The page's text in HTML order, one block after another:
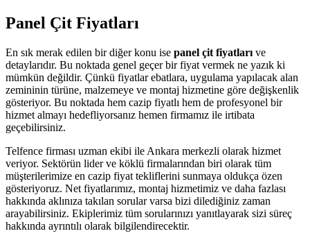
Panel Çit Fiyatları
En sık merak edilen bir diğer konu ise panel çit fiyatları ve
detaylarıdır. Bu noktada genel geçer bir fiyat vermek ne yazık ki
mümkün değildir. Çünkü fiyatlar ebatlara, uygulama yapılacak alan
zemininin türüne, malzemeye ve montaj hizmetine göre değişkenlik
gösteriyor. Bu noktada hem cazip fiyatlı hem de profesyonel bir
hizmet almayı hedefliyorsanız hemen firmamız ile irtibata
geçebilirsiniz.
Telfence firması uzman ekibi ile Ankara merkezli olarak hizmet
veriyor. Sektörün lider ve köklü firmalarından biri olarak tüm
müşterilerimize en cazip fiyat tekliflerini sunmaya oldukça özen
gösteriyoruz. Net fiyatlarımız, montaj hizmetimiz ve daha fazlası
hakkında aklınıza takılan sorular varsa bizi dilediğiniz zaman
arayabilirsiniz. Ekiplerimiz tüm sorularınızı yanıtlayarak sizi süreç
hakkında ayrıntılı olarak bilgilendirecektir.